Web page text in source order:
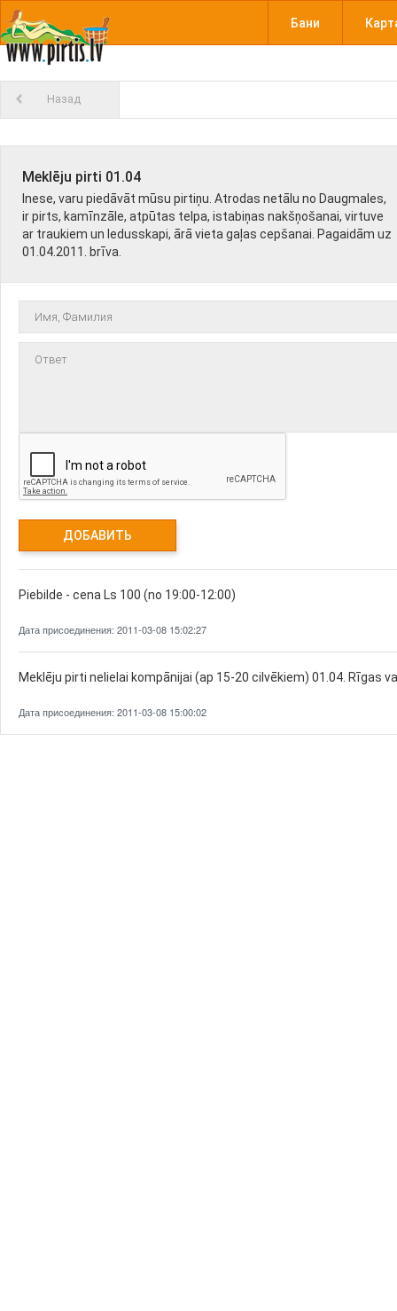
Бани
Назад
Meklēju pirti 01.04
Inese, varu piedāvāt mūsu pirtiņu. Atrodas netālu no Daugmales,
ir pirts, kamīnzāle, atpūtas telpa, istabiņas nakšņošanai, virtuve
ar traukiem un ledusskapi, ārā vieta gaļas cepšanai. Pagaidām uz
01.04.2011. brīva.
Piebilde - cena Ls 100 (no 19:00-12:00)
Дата присоединения: 2011-03-08 15:02:27
Meklēju pirti nelielai kompānijai (ap 15-20 cilvēkiem) 01.04. Rīgas
Дата присоединения: 2011-03-08 15:00:02